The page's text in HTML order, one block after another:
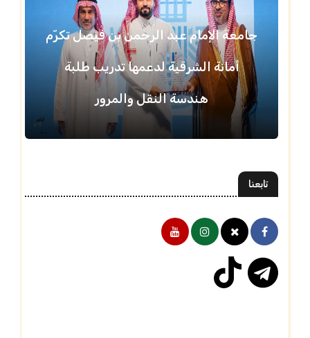
جامعة الإمام عبد الرحمن بن فيصل تكرّم
أمانة الشرقية لدعمها تدريب طلبة
هندسة النقل والمرور
تابعنا